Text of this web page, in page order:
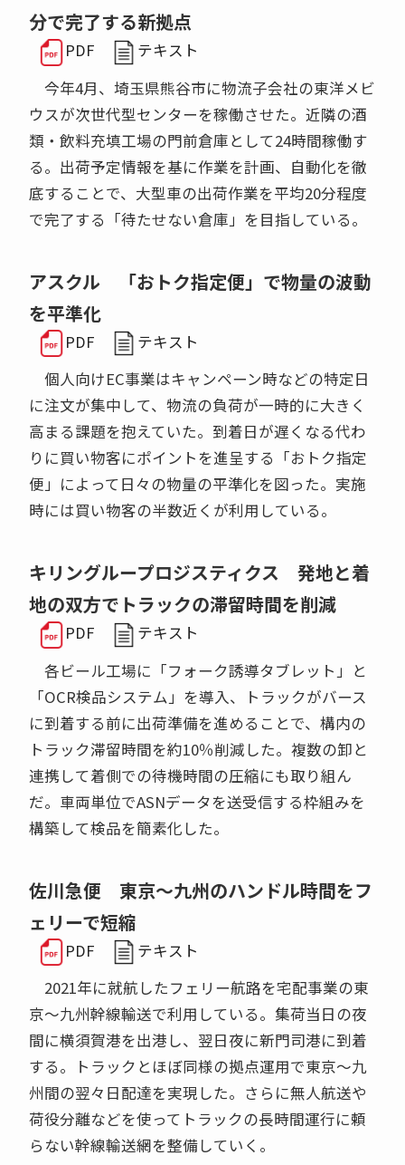
分で完了する新拠点
PDF
テキスト
今年4月、埼玉県熊谷市に物流子会社の東洋メビ
ウスが次世代型センターを稼働させた。近隣の酒
類・飲料充填工場の門前倉庫として24時間稼働す
る。出荷予定情報を基に作業を計画、自動化を徹
底することで、大型車の出荷作業を平均20分程度
で完了する「待たせない倉庫」を目指している。
アスクル 「おトク指定便」で物量の波動
を平準化
PDF
テキスト
個人向けEC事業はキャンペーン時などの特定日
に注文が集中して、物流の負荷が一時的に大きく
高まる課題を抱えていた。到着日が遅くなる代わ
りに買い物客にポイントを進呈する「おトク指定
便」によって日々の物量の平準化を図った。実施
時には買い物客の半数近くが利用している。
キリングループロジスティクス 発地と着
地の双方でトラックの滞留時間を削減
PDF
テキスト
各ビール工場に「フォーク誘導タブレット」と
「OCR検品システム」を導入、トラックがバース
に到着する前に出荷準備を進めることで、構内の
トラック滞留時間を約10％削減した。複数の卸と
連携して着側での待機時間の圧縮にも取り組ん
だ。車両単位でASNデータを送受信する枠組みを
構築して検品を簡素化した。
佐川急便 東京〜九州のハンドル時間をフ
ェリーで短縮
PDF
テキスト
2021年に就航したフェリー航路を宅配事業の東
京～九州幹線輸送で利用している。集荷当日の夜
間に横須賀港を出港し、翌日夜に新門司港に到着
する。トラックとほぼ同様の拠点運用で東京～九
州間の翌々日配達を実現した。さらに無人航送や
荷役分離などを使ってトラックの長時間運行に頼
らない幹線輸送網を整備していく。